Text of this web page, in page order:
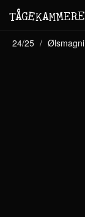
TÅGEKAMMERE
24/25